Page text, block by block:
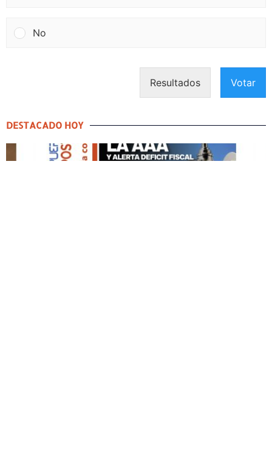
No
Resultados Votar
DESTACADO HOY